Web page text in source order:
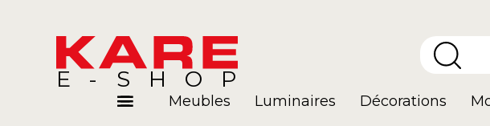
E-SHOP
Meubles Luminaires Décorations